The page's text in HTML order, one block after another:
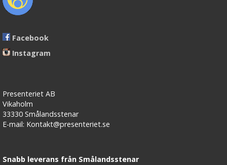
Facebook
Instagram
Presenteriet AB
Vikaholm
33330 Smålandsstenar
E-mail: Kontakt@presenteriet.se
Snabb leverans från Smålandsstenar